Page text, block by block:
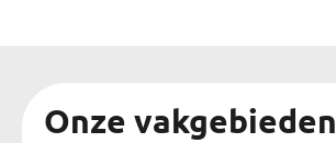
Onze vakgebieden